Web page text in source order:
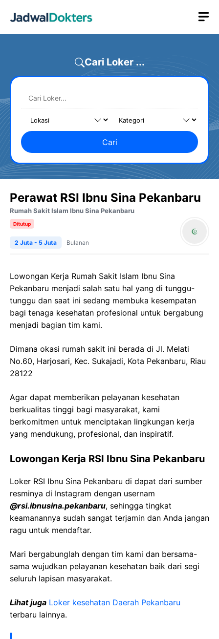
Cari Loker ...
Cari
Perawat RSI Ibnu Sina Pekanbaru
Rumah Sakit Islam Ibnu Sina Pekanbaru
Ditutup
2 Juta - 5 Juta Bulanan
Lowongan Kerja Rumah Sakit Islam Ibnu Sina
Pekanbaru menjadi salah satu hal yang di tunggu-
tunggu dan saat ini sedang membuka kesempatan
bagi tenaga kesehatan profesional untuk bergabung
menjadi bagian tim kami.
Dimana okasi rumah sakit ini berada di Jl. Melati
No.60, Harjosari, Kec. Sukajadi, Kota Pekanbaru, Riau
28122
Agar dapat memberikan pelayanan kesehatan
berkualitas tinggi bagi masyarakat, kami
berkomitmen untuk menciptakan lingkungan kerja
yang mendukung, profesional, dan inspiratif.
Lowongan Kerja RSI Ibnu Sina Pekanbaru
Loker RSI Ibnu Sina Pekanbaru di dapat dari sumber
resminya di Instagram dengan usernam
@rsi.ibnusina.pekanbaru, sehingga tingkat
keamanannya sudah sangat terjamin dan Anda jangan
ragu untuk mendaftar.
Mari bergabunglah dengan tim kami dan bersama-
sama wujudkan pelayanan kesehatan baik dari segi
seluruh lapisan masyarakat.
Lihat juga Loker kesehatan Daerah Pekanbaru
terbaru lainnya.